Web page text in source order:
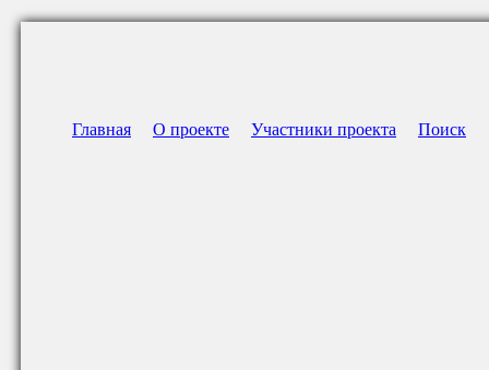
Главная О проекте Участники проекта Поиск